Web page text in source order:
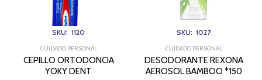
SKU: 1120
CUIDADO PERSONAL
CEPILLO ORTODONCIA
YOKY DENT
SKU: 1027
CUIDADO PERSONAL
DESODORANTE REXONA
AEROSOL BAMBOO *150